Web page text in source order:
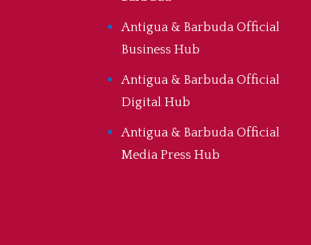
Antigua & Barbuda Official
Business Hub
Antigua & Barbuda Official
Digital Hub
Antigua & Barbuda Official
Media Press Hub